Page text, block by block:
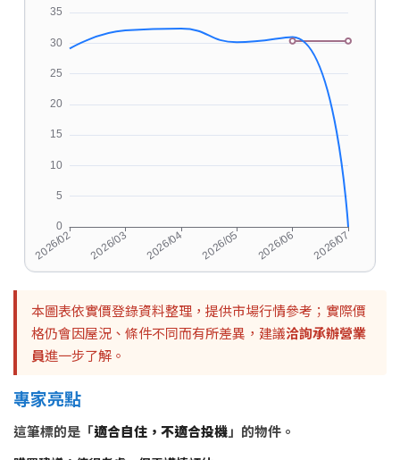
本圖表依實價登錄資料整理，提供市場行情參考；實際價
格仍會因屋況、條件不同而有所差異，建議洽詢承辦營業
員進一步了解。
專家亮點
這筆標的是「適合自住，不適合投機」的物件。